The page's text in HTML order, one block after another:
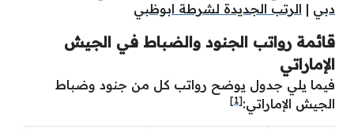
دبي | الرتب الجديدة لشرطة ابوظبي
قائمة رواتب الجنود والضباط في الجيش
الإماراتي
فيما يلي جدول يوضح رواتب كل من جنود وضباط
الجيش الإماراتي:[1]